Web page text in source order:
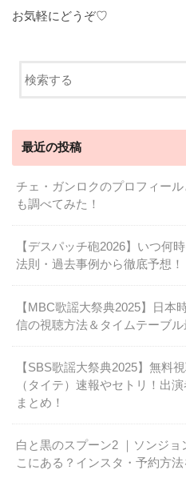
お気軽にどうぞ♡
最近の投稿
チェ・ガンロクのプロフィー
も調べてみた！
【デスパッチ砲2026】いつ何
法則・過去事例から徹底予想！
【MBC歌謡大祭典2025】日本
信の視聴方法＆タイムテーブル
【SBS歌謡大祭典2025】無料
（タイテ）速報やセトリ！出
まとめ！
白と黒のスプーン2 ｜ソンジ
こにある？インスタ・予約方法